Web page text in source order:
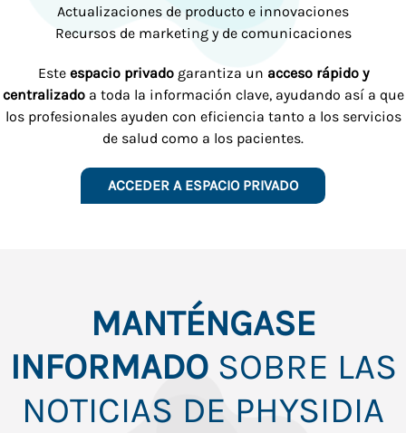
Actualizaciones de producto e innovaciones
Recursos de marketing y de comunicaciones
Este espacio privadogarantiza un acceso rápido y
centralizadoa toda la información clave, ayudando así a que
los profesionales ayuden con eficiencia tanto a los servicios
de salud como a los pacientes.
ACCEDER A ESPACIO PRIVADO
MANTÉNGASE
INFORMADOSOBRE LAS
NOTICIAS DE PHYSIDIA